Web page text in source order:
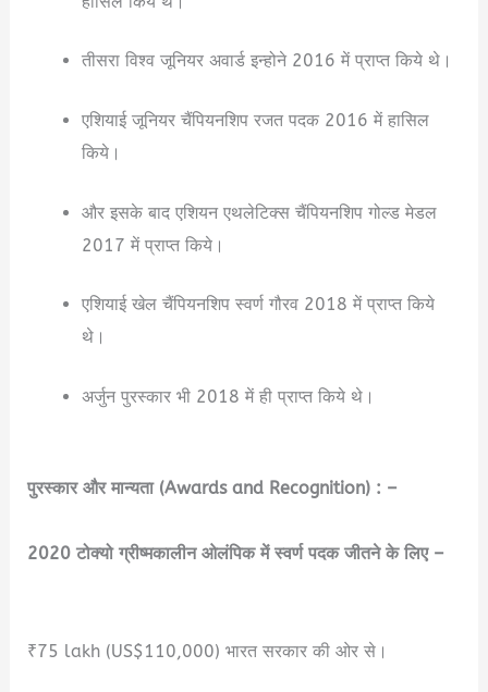
तीसरा विश्व जूनियर अवार्ड इन्होने 2016 में प्राप्त किये थे।
एशियाई जूनियर चैंपियनशिप रजत पदक 2016 में हासिल
किये।
और इसके बाद एशियन एथलेटिक्स चैंपियनशिप गोल्ड मेडल
2017 में प्राप्त किये।
एशियाई खेल चैंपियनशिप स्वर्ण गौरव 2018 में प्राप्त किये
थे।
अर्जुन पुरस्कार भी 2018 में ही प्राप्त किये थे।
पुरस्कार और मान्यता (Awards and Recognition) : –
2020 टोक्यो ग्रीष्मकालीन ओलंपिक में स्वर्ण पदक जीतने के लिए –
₹75 lakh (US$110,000) भारत सरकार की ओर से।